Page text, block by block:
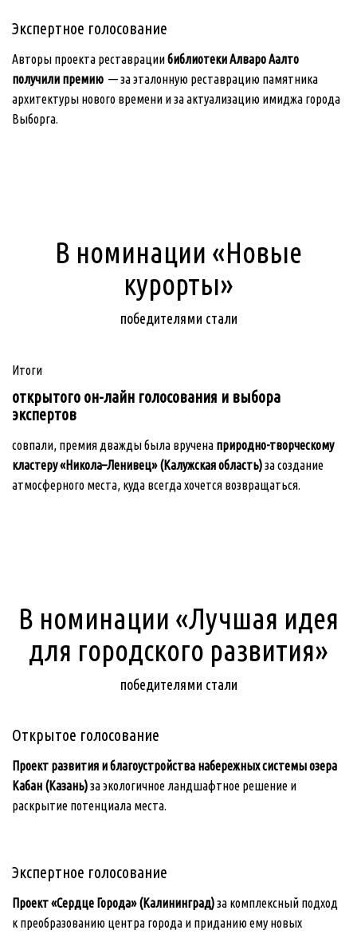
Экспертное голосование
Авторы проекта реставрациибиблиотеки Алваро Аалто
получили премию — за эталонную реставрацию памятника
архитектуры нового времени и за актуализацию имиджа города
Выборга.
В номинации «Новые
курорты»
победителями стали
Итоги
открытого он-лайн голосования и выбора
экспертов
совпали, премия дважды была вручена природно-творческому
кластеру «Никола–Ленивец» (Калужская область)за создание
атмосферного места, куда всегда хочется возвращаться.
В номинации «Лучшая идея
для городского развития»
победителями стали
Открытое голосование
Проект развития и благоустройства набережных системы озера
Кабан (Казань)за экологичное ландшафтное решение и
раскрытие потенциала места.
Экспертное голосование
Проект «Сердце Города» (Калининград)за комплексный подход
к преобразованию центра города и приданию ему новых